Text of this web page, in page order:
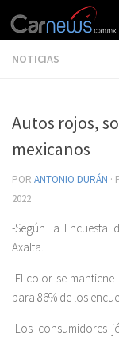
NOTICIAS
Autos rojos,
mexicanos
POR ANTONIO DURÁN ·
2022
-Según la Encuesta
Axalta.
-El color se
para 86% de los
-Los consumidores